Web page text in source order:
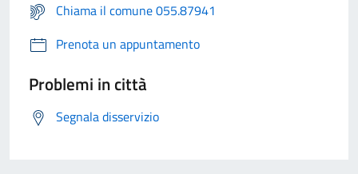
Chiama il comune 055.87941
Prenota un appuntamento
Problemi in città
Segnala disservizio